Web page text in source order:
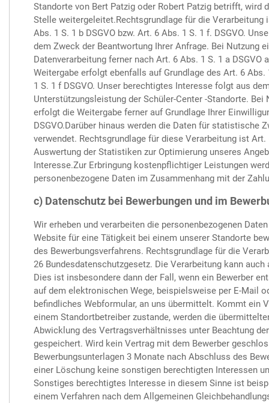
Standorte von Bert Patzig oder Robert Patzig betrifft, wird
Stelle weitergeleitet.Rechtsgrundlage für die Verarbeitung
Abs. 1 S. 1 b DSGVO bzw. Art. 6 Abs. 1 S. 1 f. DSGVO.
dem Zweck der Beantwortung Ihrer Anfrage. Bei Nutzung
Datenverarbeitung ferner nach Art. 6 Abs. 1 S. 1 a DSGVO
Weitergabe erfolgt ebenfalls auf Grundlage des Art. 6 Abs.
1 S. 1 f DSGVO. Unser berechtigtes Interesse folgt aus
Unterstützungsleistung der Schüler-Center -Standorte.
erfolgt die Weitergabe ferner auf Grundlage Ihrer
DSGVO.Darüber hinaus werden die Daten für statistische
verwendet. Rechtsgrundlage für diese Verarbeitung ist Art.
Auswertung der Statistiken zur Optimierung unseres
Interesse.Zur Erbringung kostenpflichtiger Leistungen
personenbezogene Daten im Zusammenhang mit der
c) Datenschutz bei Bewerbungen und im
Wir erheben und verarbeiten die personenbezogenen
Website für eine Tätigkeit bei einem unserer Standorte
des Bewerbungsverfahrens. Rechtsgrundlage für die
26 Bundesdatenschutzgesetz. Die Verarbeitung kann
Dies ist insbesondere dann der Fall, wenn ein Bewerber
auf dem elektronischen Wege, beispielsweise per E-Mail
befindliches Webformular, an uns übermittelt. Kommt ein
einem Standortbetreiber zustande, werden die
Abwicklung des Vertragsverhältnisses unter Beachtung
gespeichert. Wird kein Vertrag mit dem Bewerber
Bewerbungsunterlagen 3 Monate nach Abschluss des
einer Löschung keine sonstigen berechtigten Interessen
Sonstiges berechtigtes Interesse in diesem Sinne ist
einem Verfahren nach dem Allgemeinen